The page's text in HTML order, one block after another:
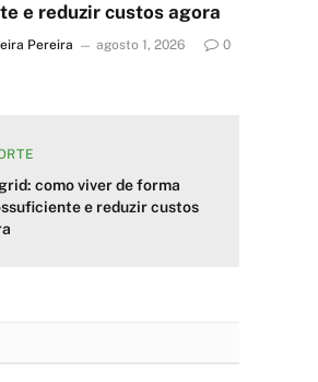
e reduzir custos agora
Pereira agosto 1, 2026 0
como viver de forma
e reduzir custos